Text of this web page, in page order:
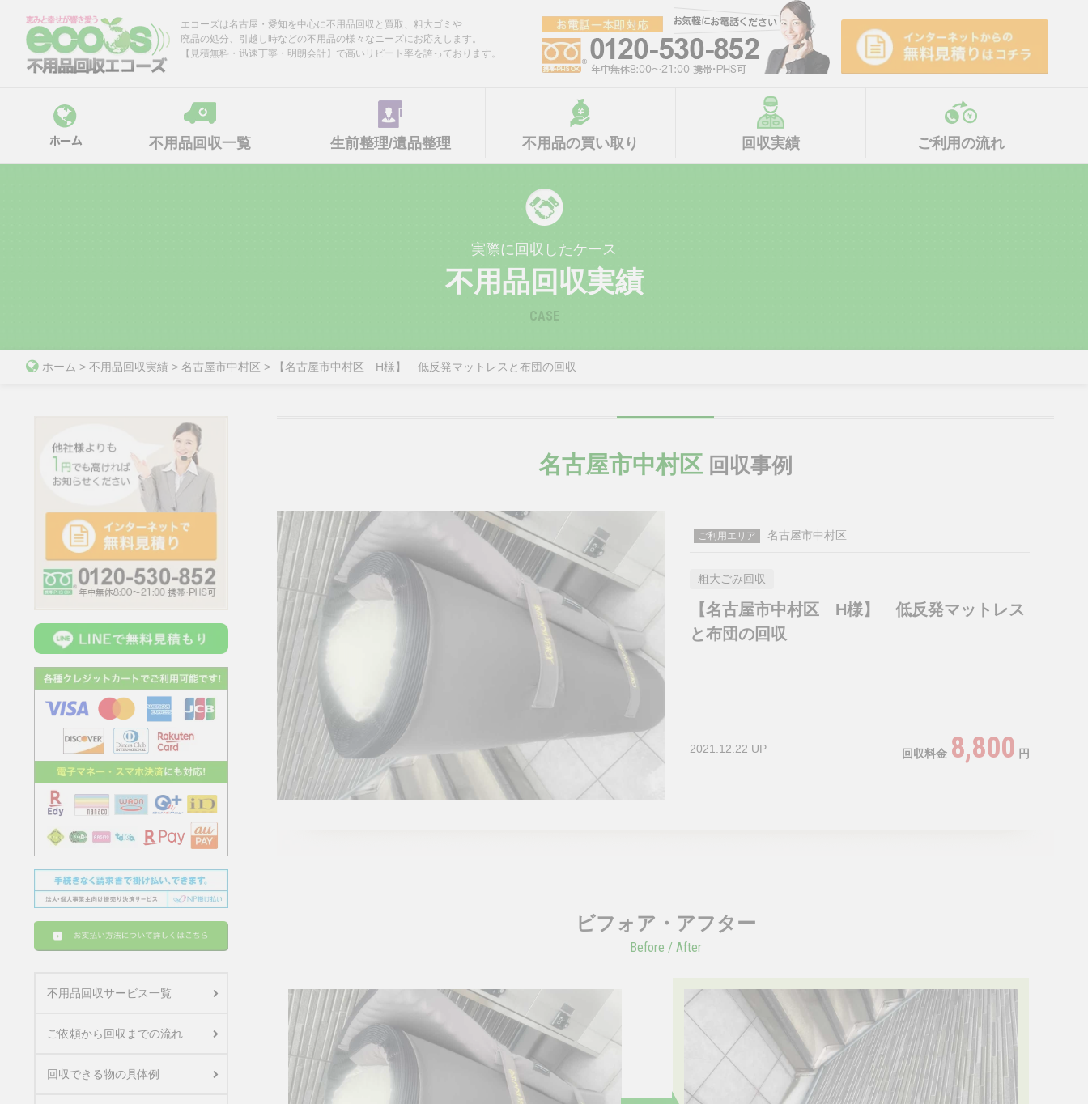
content
エコーズは名古屋・愛知を中心に不用品回収と買取、粗大ゴミや
廃品の処分、引越し時などの不用品の様々なニーズにお応えします。
【見積無料・迅速丁寧・明朗会計】で高いリピート率を誇っております。
不用品回収一覧 生前整理/遺品整理 不用品の買い取り 回収実績 ご利用の流れ
実際に回収したケース
不用品回収実績
CASE
ホーム > 不用品回収実績 > 名古屋市中村区 > 【名古屋市中村区 H様】 低反発マットレスと布団の回収
不用品回収サービス一覧
ご依頼から回収までの流れ
回収できる物の具体例
名古屋市中村区 回収事例
ご利用エリア 名古屋市中村区
粗大ごみ回収
【名古屋市中村区 H様】 低反発マットレス
と布団の回収
2021.12.22 UP 回収料金 8,800 円
ビフォア・アフター
Before / After